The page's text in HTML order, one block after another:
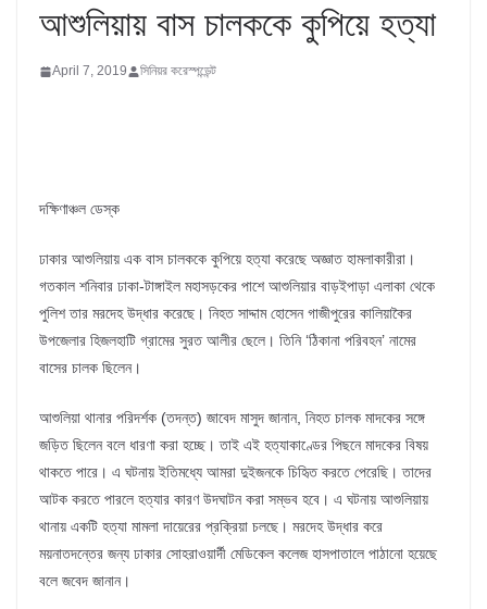
আশুলিয়ায় বাস চালককে কুপিয়ে হত্যা
April 7, 2019 সিনিয়র করেস্পন্ডেন্ট
দক্ষিণাঞ্চল ডেস্ক
ঢাকার আশুলিয়ায় এক বাস চালককে কুপিয়ে হত্যা করেছে অজ্ঞাত হামলাকারীরা।
গতকাল শনিবার ঢাকা-টাঙ্গাইল মহাসড়কের পাশে আশুলিয়ার বাড়ইপাড়া এলাকা থেকে
পুলিশ তার মরদেহ উদ্ধার করেছে। নিহত সাদ্দাম হোসেন গাজীপুরের কালিয়াকৈর
উপজেলার হিজলহাটি গ্রামের সুরত আলীর ছেলে। তিনি ‘ঠিকানা পরিবহন’ নামের
বাসের চালক ছিলেন।
আশুলিয়া থানার পরিদর্শক (তদন্ত) জাবেদ মাসুদ জানান, নিহত চালক মাদকের সঙ্গে
জড়িত ছিলেন বলে ধারণা করা হচ্ছে। তাই এই হত্যাকাণ্ডের পিছনে মাদকের বিষয়
থাকতে পারে। এ ঘটনায় ইতিমধ্যে আমরা দুইজনকে চিহিৃত করতে পেরেছি। তাদের
আটক করতে পারলে হত্যার কারণ উদঘাটন করা সম্ভব হবে। এ ঘটনায় আশুলিয়ায়
থানায় একটি হত্যা মামলা দায়েরের প্রক্রিয়া চলছে। মরদেহ উদ্ধার করে
ময়নাতদন্তের জন্য ঢাকার সোহরাওয়ার্দী মেডিকেল কলেজ হাসপাতালে পাঠানো হয়েছে
বলে জবেদ জানান।